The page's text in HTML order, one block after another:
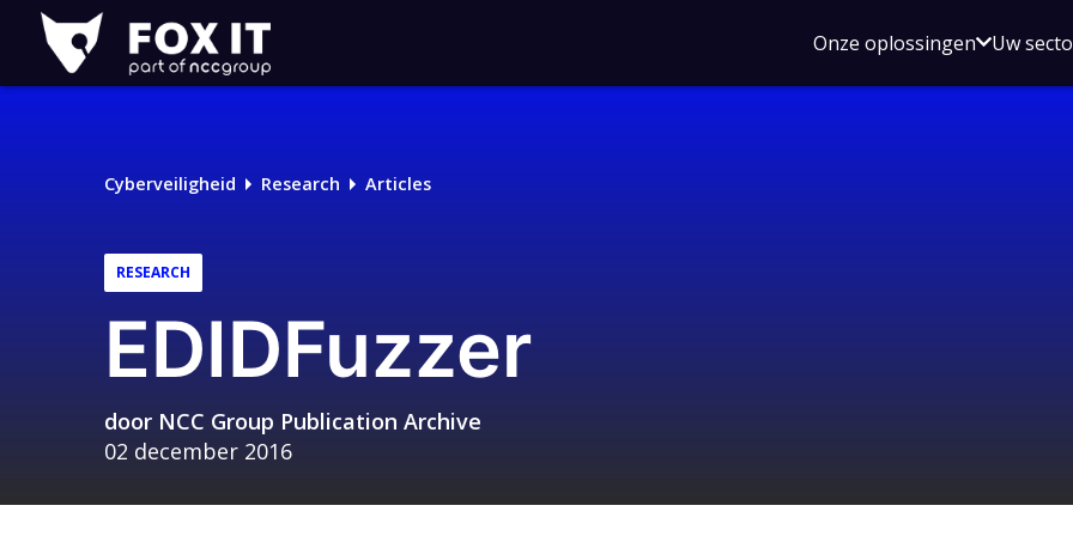
Fox-
IT
Onze oplossingenOpen
voor
Uw
Cyberveiligheid Research Articles
RESEARCH
EDIDFuzzer
door NCC Group Publication Archive
02 december 2016